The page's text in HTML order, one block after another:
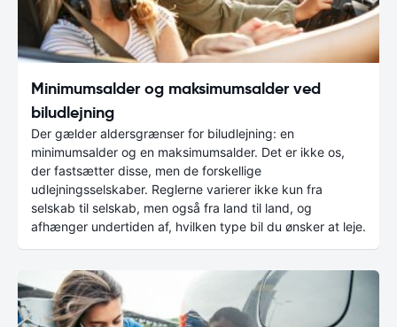
Minimumsalder og maksimumsalder ved
biludlejning
Der gælder aldersgrænser for biludlejning: en
minimumsalder og en maksimumsalder. Det er ikke os,
der fastsætter disse, men de forskellige
udlejningsselskaber. Reglerne varierer ikke kun fra
selskab til selskab, men også fra land til land, og
afhænger undertiden af, hvilken type bil du ønsker at leje.